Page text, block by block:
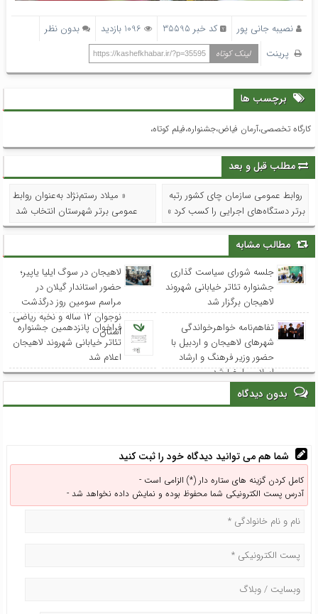
نصیبه جانی پور کد خبر 35595 1096 بازدید
بدون نظر
پرینت
لینک کوتاه https://kashefkhabar.ir/?p=35595
برچسب ها
کارگاه تخصصی،آرمان فیاض،جشنواره،فیلم کوتاه،
مطلب قبل و بعد
روابط عمومی سازمان چای کشور رتبه
برتر دستگاه‌های اجرایی را کسب کرد »
« میلاد رستم‌نژاد به‌عنوان روابط
عمومی برتر شهرستان انتخاب شد
مطالب مشابه
جلسه شورای سیاست گذاری
جشنواره تئاتر خیابانی شهروند
لاهیجان برگزار شد
لاهیجان در سوگ ایلیا یاپیر؛
حضور استاندار گیلان در
مراسم سومین روز درگذشت
نوجوان ۱۲ ساله و نخبه ریاضی
استان
تفاهم‌نامه خواهرخواندگی
شهرهای لاهیجان و اردبیل با
حضور وزیر فرهنگ و ارشاد
اسلامی امضا شد
فراخوان پانزدهمین جشنواره
تئاتر خیابانی شهروند لاهیجان
اعلام شد
بدون دیدگاه
شما هم می توانید دیدگاه خود را ثبت کنید
کامل کردن گزینه های ستاره دار (*) الزامی است -
آدرس پست الکترونیکی شما محفوظ بوده و نمایش داده نخواهد شد -